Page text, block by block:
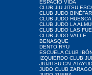
ESPACIO VIDA
CLUB JIU JITSU
CLUB JUDO BINÉFAR
CLUB JUDO HUESCA
CLUB JUDO LA
CLUB JUDO LAS
CLUB JUDO VALLE
BENASQUE
DENTO RYU
ESCUELA CLUB
IZQUIERDO CLUB
JIUJITSU
JUDO CLUB